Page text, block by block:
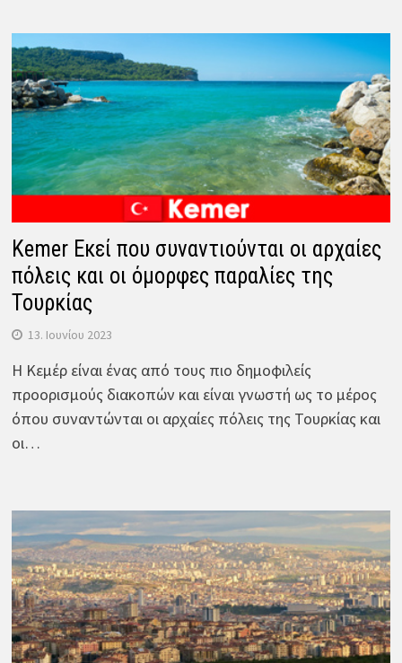
Kemer Εκεί που συναντιούνται οι αρχαίες
πόλεις και οι όμορφες παραλίες της
Τουρκίας
13. Ιουνίου 2023
Η Κεμέρ είναι ένας από τους πιο δημοφιλείς
προορισμούς διακοπών και είναι γνωστή ως το μέρος
όπου συναντώνται οι αρχαίες πόλεις της Τουρκίας και
οι…